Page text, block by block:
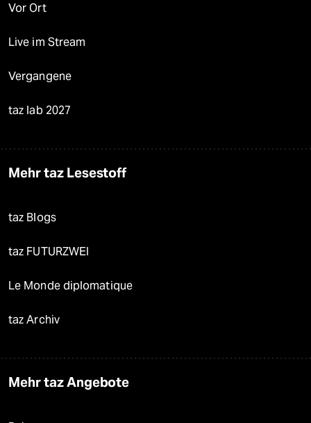
Vor Ort
Live im Stream
Vergangene
taz lab 2027
Mehr taz Lesestoff
taz Blogs
taz FUTURZWEI
Le Monde diplomatique
taz Archiv
Mehr taz Angebote